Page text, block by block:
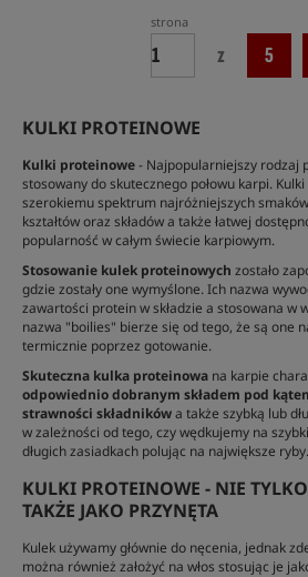
strona
z 5
KULKI PROTEINOWE
Kulki proteinowe- Najpopularniejszy rodzaj
stosowany do skutecznego połowu karpi.
szerokiemu spektrum najróżniejszych
kształtów oraz składów a także łatwej
popularność w całym świecie karpiowym.
Stosowanie kulek proteinowych zostało
gdzie zostały one wymyślone. Ich nazwa
zawartości protein w składzie a stosowana w
nazwa "boilies" bierze się od tego, że są one
termicznie poprzez gotowanie.
Skuteczna kulka proteinowa na karpie
odpowiednio dobranym składem pod
strawności składnikówa także szybką lub
w zależności od tego, czy wędkujemy na
długich zasiadkach polując na największe ryby.
KULKI PROTEINOWE - NIE
TAKŻE JAKO PRZYNĘTA
Kulek używamy głównie do nęcenia, jednak
można również założyć na włos stosując je